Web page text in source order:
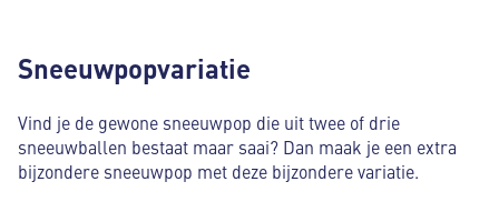
Sneeuwpopvariatie
Vind je de gewone sneeuwpop die uit twee of drie
sneeuwballen bestaat maar saai? Dan maak je een extra
bijzondere sneeuwpop met deze bijzondere variatie.